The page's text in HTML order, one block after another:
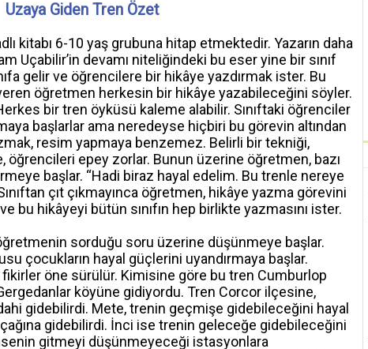
Uzaya Giden Tren Özet
kitabı 6-10 yaş grubuna hitap etmektedir. Yazarın daha
Uçabilir’in devamı niteliğindeki bu eser yine bir sınıf
gelir ve öğrencilere bir hikâye yazdırmak ister. Bu
öğretmen herkesin bir hikâye yazabileceğini söyler.
bir tren öyküsü kaleme alabilir. Sınıftaki öğrenciler
başlarlar ama neredeyse hiçbiri bu görevin altından
resim yapmaya benzemez. Belirli bir tekniği,
öğrencileri epey zorlar. Bunun üzerine öğretmen, bazı
başlar. “Hadi biraz hayal edelim. Bu trenle nereye
çıt çıkmayınca öğretmen, hikâye yazma görevini
bu hikâyeyi bütün sınıfın hep birlikte yazmasını ister.
sorduğu soru üzerine düşünmeye başlar.
çocukların hayal güçlerini uyandırmaya başlar.
fikirler öne sürülür. Kimisine göre bu tren Cumburlop
köyüne gidiyordu. Tren Corcor ilçesine,
gidebilirdi. Mete, trenin geçmişe gidebileceğini hayal
gidebilirdi. İnci ise trenin geleceğe gidebileceğini
gitmeyi düşünmeyeceği istasyonlara